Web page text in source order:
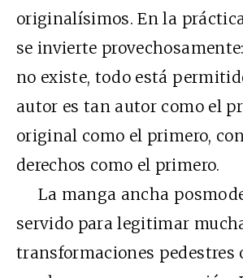
originalísimos. En la
se invierte
no existe, todo está
autor es tan autor como el
original como el primero,
derechos como el primero.
La manga ancha
servido para legitimar
transformaciones pedestres